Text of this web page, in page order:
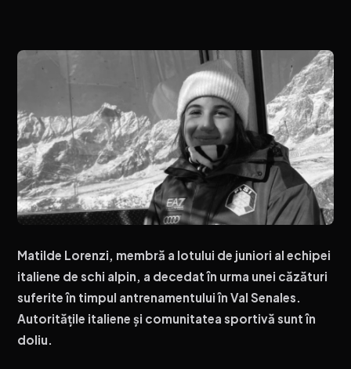
Matilde Lorenzi, membră a lotului de juniori al echipei
italiene de schi alpin, a decedat în urma unei căzături
suferite în timpul antrenamentului în Val Senales.
Autoritățile italiene și comunitatea sportivă sunt în
doliu.